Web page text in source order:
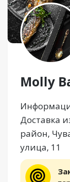
Molly
Доставка
район,
улица, 11